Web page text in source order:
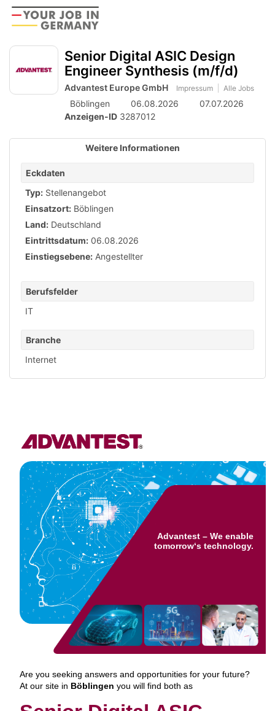
Accessibility
Modus
zur
zum
von
mobilem
Endgerät
Senior Digital ASIC Design
Engineer Synthesis (m/f/d)
Advantest Europe GmbH Impressum Alle Jobs
Böblingen 06.08.2026
07.07.2026
Anzeigen-ID 3287012
Weitere Informationen
Eckdaten
Typ: Stellenangebot
Einsatzort: Böblingen
Land: Deutschland
Eintrittsdatum: 06.08.2026
Einstiegsebene: Angestellter
Berufsfelder
IT
Branche
Internet